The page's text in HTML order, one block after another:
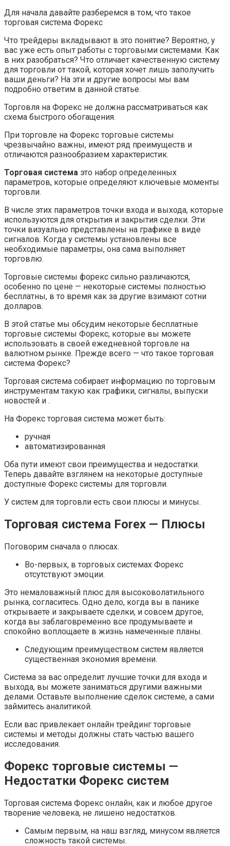
Для начала давайте разберемся в том, что такое
торговая система Форекс
Что трейдеры вкладывают в это понятие? Вероятно, у
вас уже есть опыт работы с торговыми системами. Как
в них разобраться? Что отличает качественную систему
для торговли от такой, которая хочет лишь заполучить
ваши деньги? На эти и другие вопросы мы вам
подробно ответим в данной статье.
Торговля на Форекс не должна рассматриваться как
схема быстрого обогащения.
При торговле на Форекс торговые системы
чрезвычайно важны, имеют ряд преимуществ и
отличаются разнообразием характеристик.
Торговая система это набор определенных
параметров, которые определяют ключевые моменты
торговли.
В числе этих параметров точки входа и выхода, которые
используются для открытия и закрытия сделки. Эти
точки визуально представлены на графике в виде
сигналов. Когда у системы установлены все
необходимые параметры, она сама выполняет
торговлю.
Торговые системы форекс сильно различаются,
особенно по цене — некоторые системы полностью
бесплатны, в то время как за другие взимают сотни
долларов.
В этой статье мы обсудим некоторые бесплатные
торговые системы Форекс, которые вы можете
использовать в своей ежедневной торговле на
валютном рынке. Прежде всего — что такое торговая
система Форекс?
Торговая система собирает информацию по торговым
инструментам такую как графики, сигналы, выпуски
новостей и .
На Форекс торговая система может быть:
ручная
автоматизированная
Оба пути имеют свои преимущества и недостатки.
Теперь давайте взглянем на некоторые доступные
доступные Форекс системы для торговли.
У систем для торговли есть свои плюсы и минусы.
Торговая система Forex — Плюсы
Поговорим сначала о плюсах.
Во-первых, в торговых системах Форекс
отсутствуют эмоции.
Это немаловажный плюс для высоковолатильного
рынка, согласитесь. Одно дело, когда вы в панике
открываете и закрываете сделки, и совсем другое,
когда вы заблаговременно все продумываете и
спокойно воплощаете в жизнь намеченные планы.
Следующим преимуществом систем является
существенная экономия времени.
Система за вас определит лучшие точки для входа и
выхода, вы можете заниматься другими важными
делами. Оставьте выполнение сделок системе, а сами
займитесь аналитикой.
Если вас привлекает онлайн трейдинг торговые
системы и методы должны стать частью вашего
исследования.
Форекс торговые системы —
Недостатки Форекс систем
Торговая система Форекс онлайн, как и любое другое
творение человека, не лишено недостатков.
Самым первым, на наш взгляд, минусом является
сложность такой системы.